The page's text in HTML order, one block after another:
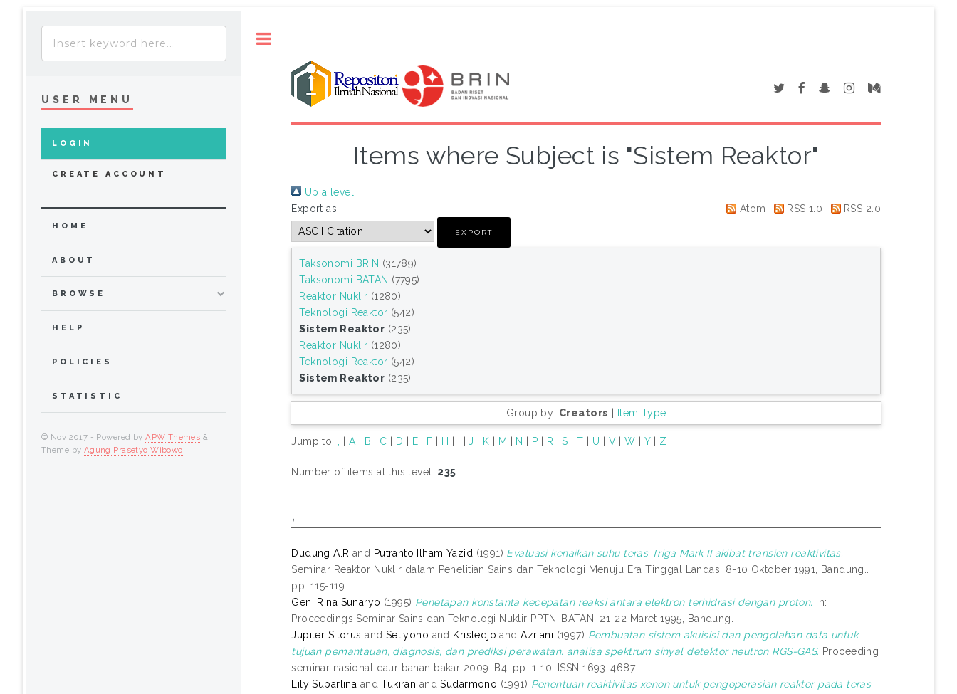
Items where Subject is "Sistem Reaktor"
Up a level
Export as
Atom RSS 1.0 RSS 2.0
Taksonomi BRIN (31789)
Taksonomi BATAN (7795)
Reaktor Nuklir (1280)
Teknologi Reaktor (542)
Sistem Reaktor (235)
Reaktor Nuklir (1280)
Teknologi Reaktor (542)
Sistem Reaktor (235)
Group by: Creators | Item Type
Jump to: | A | B | C | D | E | F | H | I | J | K | M | N | P | R |S |T | U | V|W | Y| Z
Number of items at this level: 235
,
Dudung A.R and Putranto Ilham Yazid (1991) Evaluasi kenaikan suhu teras Triga Mark II akibat transien reaktivitas.
Seminar Reaktor Nuklir dalam Penelitian Sains dan Teknologi Menuju Era Tinggal Landas, 8-10 Oktober 1991, Bandung..
pp. 115-119.
Geni Rina Sunaryo (1995) Penetapan konstanta kecepatan reaksi antara elektron terhidrasi dengan proton.
In:
Proceedings Seminar Sains dan Teknologi Nuklir PPTN-BATAN, 21-22 Maret 1995, Bandung.
Jupiter Sitorus and Setiyono and Kristedjo andAzriani (1997) Pembuatan sistem akuisisi dan pengolahan data untuk
tujuan pemantauan, diagnosis, dan prediksi perawatan. analisa spektrum sinyal detektor neutron RGS-GAS. Proceeding
seminar nasional daur bahan bakar 2009: B4. pp. 1-10. ISSN 1693-4687
Lily Suparlina andTukiran andSudarmono (1991) Penentuan reaktivitas xenon untuk pengoperasian reaktor pada teras
USER MENU
LOGIN
CREATE ACCOUNT
HOME
ABOUT
BROWSE
HELP
POLICIES
STATISTIC
© Nov 2017 - Powered byAPW Themes &
Theme by Agung Prasetyo Wibowo.